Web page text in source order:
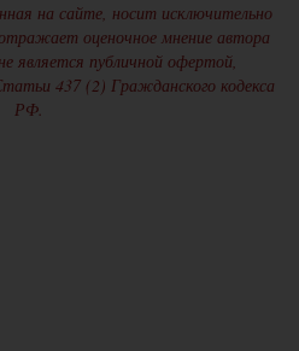
на сайте, носит исключительно
оценочное мнение автора
является публичной офертой,
437 (2) Гражданского кодекса
РФ.